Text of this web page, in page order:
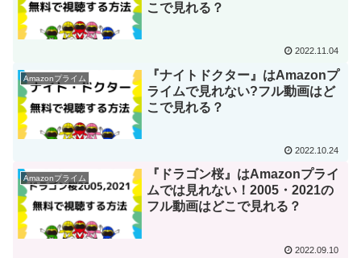
こで見れる？
2022.11.04
Amazonプライム
『ナイトドクター』はAmazonプ
ライムで見れない?フル動画はど
こで見れる？
2022.10.24
Amazonプライム
『ドラゴン桜』はAmazonプライ
ムでは見れない！2005・2021の
フル動画はどこで見れる？
2022.09.10